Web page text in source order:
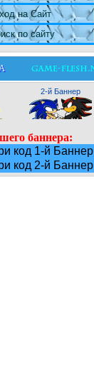
на Сайт
по сайту
2-й Баннер
баннера:
код 1-й Баннер
код 2-й Баннер